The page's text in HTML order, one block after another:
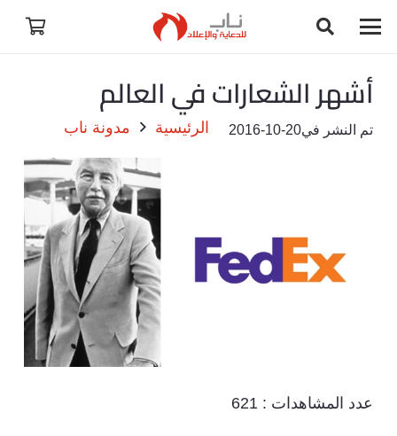
أشهر الشعارات في العالم
تم النشر في2016-10-20 الرئيسية مدونة ناب
عدد المشاهدات : 621